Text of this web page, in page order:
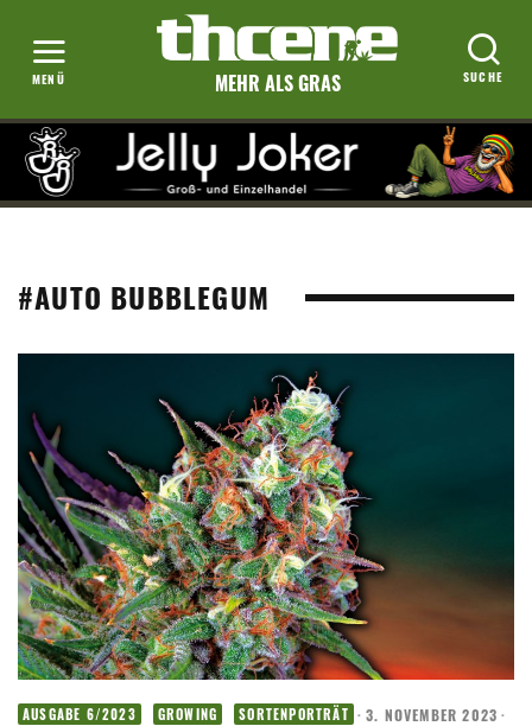
MEHR ALS GRAS
#AUTO BUBBLEGUM
AUSGABE 6/2023 GROWING SORTENPORTRÄT · 3. NOVEMBER 2023 ·